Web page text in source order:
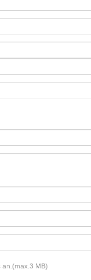
an.(max.3 MB)